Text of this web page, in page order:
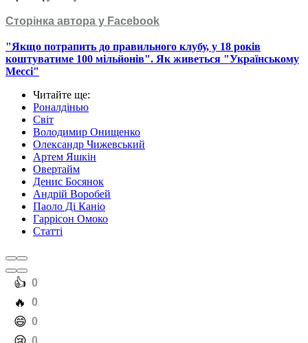
Сторінка автора у Facebook
"Якщо потрапить до правильного клубу, у 18 років
коштуватиме 100 мільйонів". Як живеться "Українському
Мессі"
Читайте ще:
Роналдінью
Світ
Володимир Онищенко
Олександр Чижевський
Артем Яшкін
Овертайм
Денис Босянок
Андрій Воробей
Паоло Ді Каніо
Гаррісон Омоко
Статті
️👍 0
️🔥 0
️😄 0